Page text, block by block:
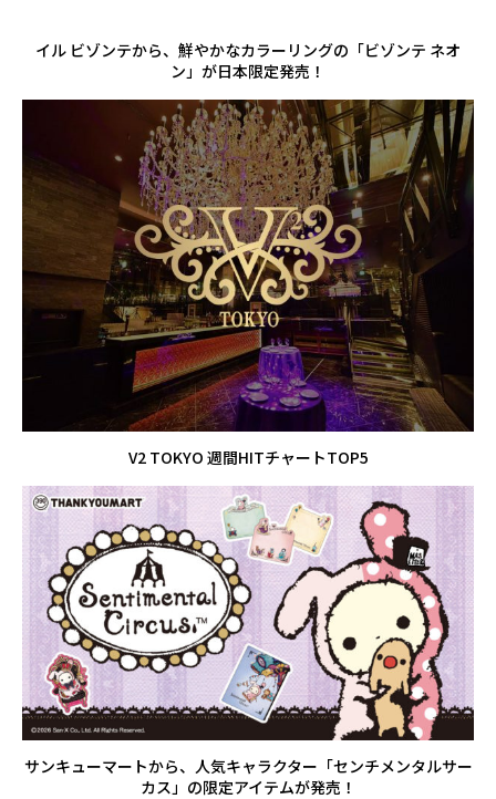
イル ビゾンテから、鮮やかなカラーリングの「ビゾンテ ネオ
ン」が日本限定発売！
V2 TOKYO 週間HITチャートTOP5
サンキューマートから、人気キャラクター「センチメンタルサー
カス」の限定アイテムが発売！